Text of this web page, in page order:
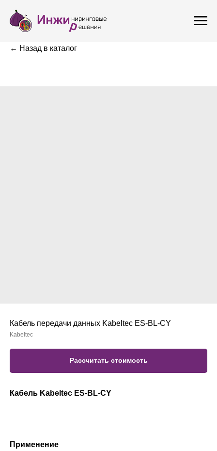
← Назад в каталог
Кабель передачи данных Kabeltec ES-BL-CY
Kabeltec
Рассчитать стоимость
Кабель Kabeltec ES-BL-CY
Применение